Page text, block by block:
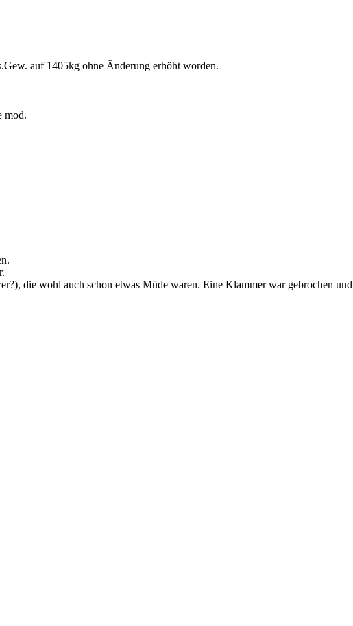
auf 1405kg ohne Änderung erhöht worden.
mod.
die wohl auch schon etwas Müde waren. Eine Klammer war gebrochen